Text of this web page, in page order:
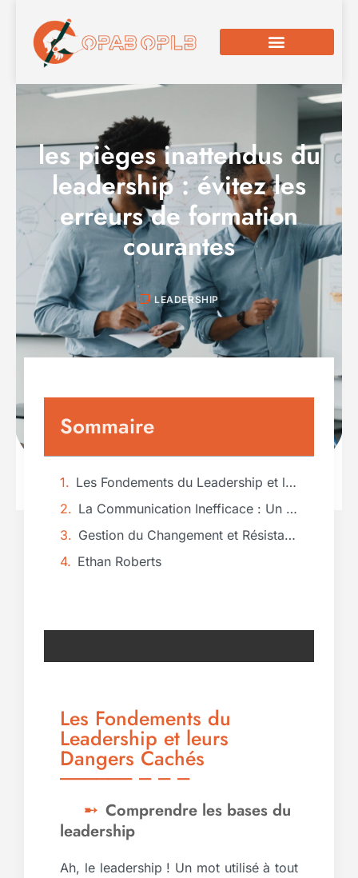
les pièges inattendus du
leadership : évitez les
erreurs de formation
courantes
LEADERSHIP
Sommaire
Les Fondements du Leadership et leurs Dangers Cachés
La Communication Inefficace : Un Problème Sous-estimé
Gestion du Changement et Résistance des Équipes
Ethan Roberts
Les Fondements du
Leadership et leurs
Dangers Cachés
Comprendre les bases du
leadership
Ah, le leadership ! Un mot utilisé à tout